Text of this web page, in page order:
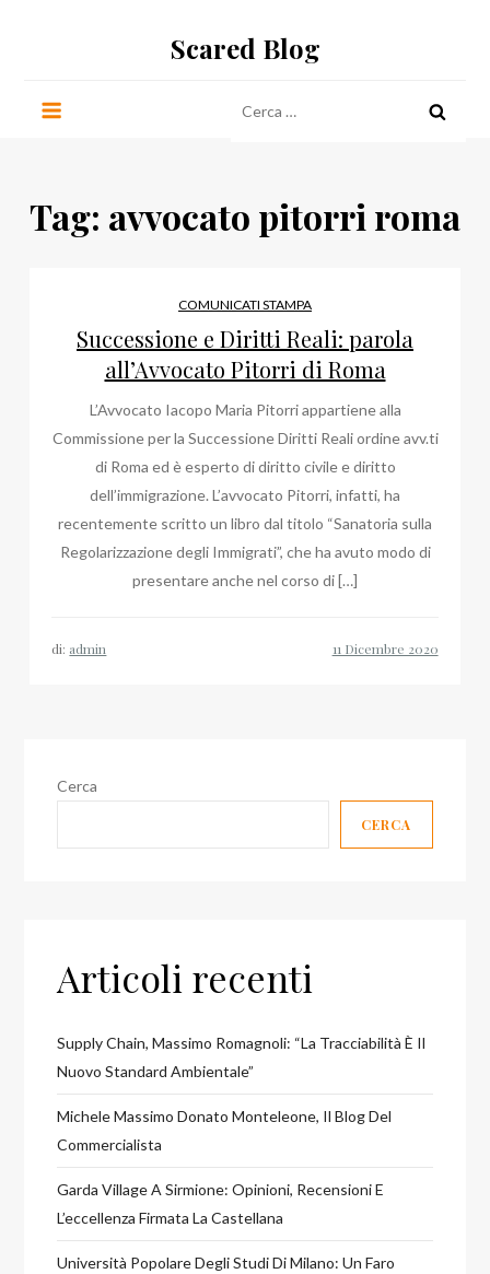
Scared Blog
per:
Tag: avvocato pitorri roma
COMUNICATI STAMPA
Successione e Diritti Reali: parola
all’Avvocato Pitorri di Roma
L’Avvocato Iacopo Maria Pitorri appartiene alla
Commissione per la Successione Diritti Reali ordine avv.ti
di Roma ed è esperto di diritto civile e diritto
dell’immigrazione. L’avvocato Pitorri, infatti, ha
recentemente scritto un libro dal titolo “Sanatoria sulla
Regolarizzazione degli Immigrati”, che ha avuto modo di
presentare anche nel corso di […]
di: admin
Cerca
CERCA
Articoli recenti
Supply Chain, Massimo Romagnoli: “La Tracciabilità È Il
Nuovo Standard Ambientale”
Michele Massimo Donato Monteleone, Il Blog Del
Commercialista
Garda Village A Sirmione: Opinioni, Recensioni E
L’eccellenza Firmata La Castellana
Università Popolare Degli Studi Di Milano: Un Faro